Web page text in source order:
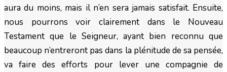
aura du moins, mais il n’en sera jamais satisfait. Ensuite,
nous pourrons voir clairement dans le Nouveau
Testament que le Seigneur, ayant bien reconnu que
beaucoup n’entreront pas dans la plénitude de sa pensée,
va faire des efforts pour lever une compagnie de